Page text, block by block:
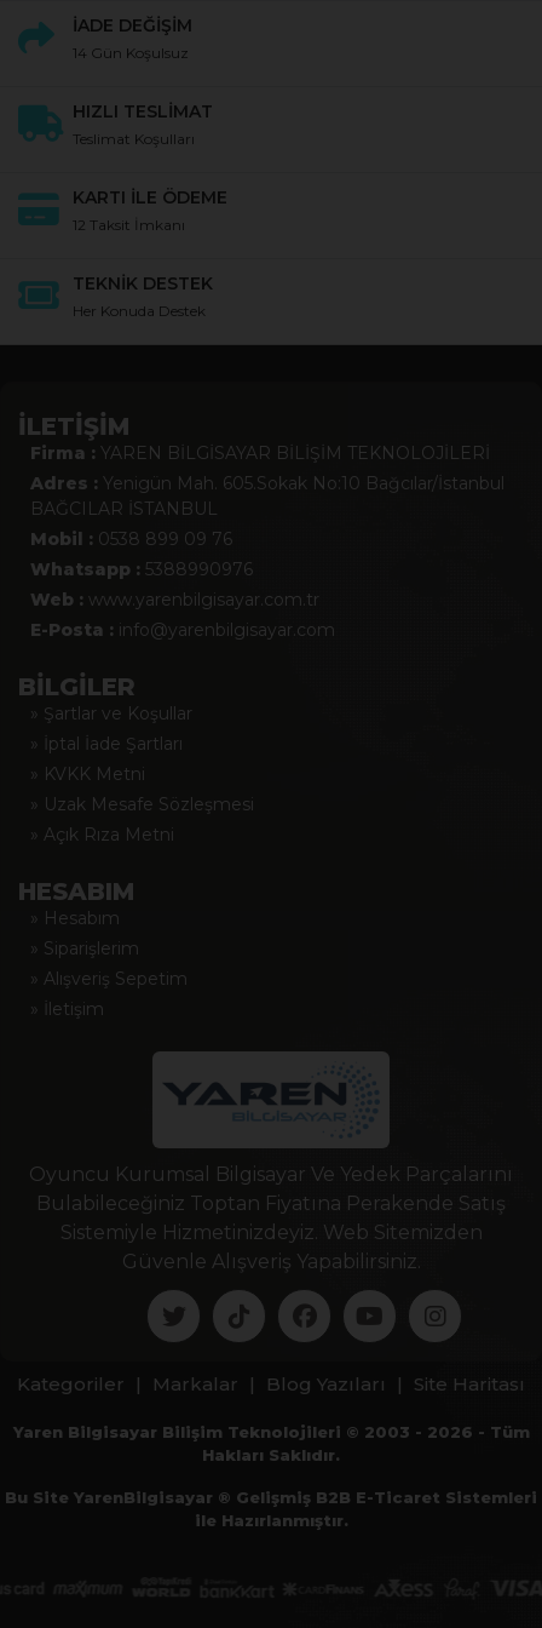
İADE DEĞİŞİM
14 Gün Koşulsuz
HIZLI TESLİMAT
Teslimat Koşulları
KARTI İLE ÖDEME
12 Taksit İmkanı
TEKNİK DESTEK
Her Konuda Destek
İLETİŞİM
Firma : YAREN BİLGİSAYAR BİLİŞİM TEKNOLOJİLERİ
Adres : Yenigün Mah. 605.Sokak No:10 Bağcılar/İstanbul
BAĞCILAR İSTANBUL
Mobil : 0538 899 09 76
Whatsapp : 5388990976
Web : www.yarenbilgisayar.com.tr
E-Posta : info@yarenbilgisayar.com
BİLGİLER
» Şartlar ve Koşullar
» İptal İade Şartları
» KVKK Metni
» Uzak Mesafe Sözleşmesi
» Açık Rıza Metni
HESABIM
» Hesabım
» Siparişlerim
» Alışveriş Sepetim
» İletişim
Oyuncu Kurumsal Bilgisayar Ve Yedek Parçalarını
Bulabileceğiniz Toptan Fiyatına Perakende Satış
Sistemiyle Hizmetinizdeyiz. Web Sitemizden
Güvenle Alışveriş Yapabilirsiniz.
Kategoriler | Markalar | Blog Yazıları | Site Haritası
Yaren Bilgisayar Bilişim Teknolojileri © 2003 - 2026 - Tüm
Hakları Saklıdır.
Bu Site YarenBilgisayar ® Gelişmiş B2B E-Ticaret Sistemleri
ile Hazırlanmıştır.